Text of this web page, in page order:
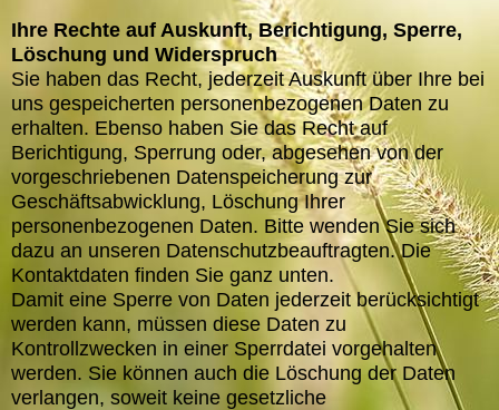
Ihre Rechte auf Auskunft, Berichtigung, Sperre,
Löschung und Widerspruch
Sie haben das Recht, jederzeit Auskunft über Ihre bei
uns gespeicherten personenbezogenen Daten zu
erhalten. Ebenso haben Sie das Recht auf
Berichtigung, Sperrung oder, abgesehen von der
vorgeschriebenen Datenspeicherung zur
Geschäftsabwicklung, Löschung Ihrer
personenbezogenen Daten. Bitte wenden Sie sich
dazu an unseren Datenschutzbeauftragten. Die
Kontaktdaten finden Sie ganz unten.
Damit eine Sperre von Daten jederzeit berücksichtigt
werden kann, müssen diese Daten zu
Kontrollzwecken in einer Sperrdatei vorgehalten
werden. Sie können auch die Löschung der Daten
verlangen, soweit keine gesetzliche